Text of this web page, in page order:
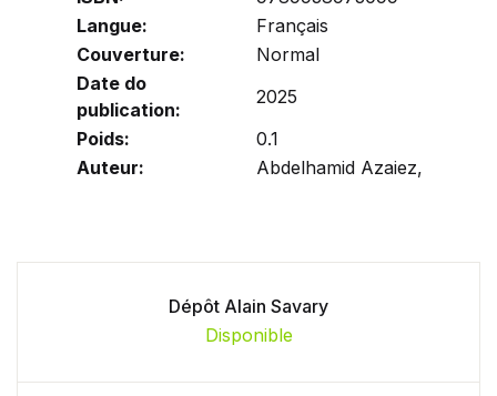
Langue:
Français
Couverture:
Normal
Date do
publication:
2025
Poids:
0.1
Auteur:
Abdelhamid Azaiez,
Dépôt Alain Savary
Disponible